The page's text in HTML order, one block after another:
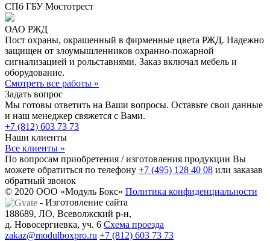
СПб ГБУ Мостотрест
ОАО РЖД
Пост охраны, окрашенный в фирменные цвета РЖД. Надежно
защищен от злоумышленников охранно-пожарной
сигнализацией и рольставнями. Заказ включал мебель и
оборудование.
Смотреть все работы »
Задать вопрос
Мы готовы ответить на Ваши вопросы. Оставьте свои данные
и наш менеджер свяжется с Вами.
+7 (812) 603 73 73
Наши клиенты
Все клиенты »
По вопросам приобретения / изготовления продукции Вы
можете обратиться по телефону +7 (495) 128 40 08 или заказав
обратный звонок
© 2020 ООО «Модуль Бокс» Политика конфиденциальности
- Изготовление сайта
188689, ЛО, Всеволжский р-н,
д. Новосергиевка, уч. 6 Схема проезда
zakaz@modulboxpro.ru +7 (812) 603 73 73